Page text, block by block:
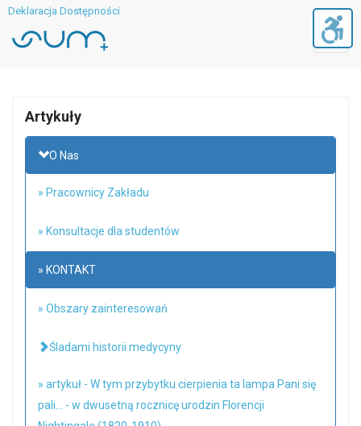
Deklaracja Dostępności
Artykuły
O Nas
» Pracownicy Zakładu
» Konsultacje dla studentów
» KONTAKT
» Obszary zainteresowań
Śladami historii medycyny
» artykuł - W tym przybytku cierpienia ta lampa Pani się
pali... - w dwusetną rocznicę urodzin Florencji